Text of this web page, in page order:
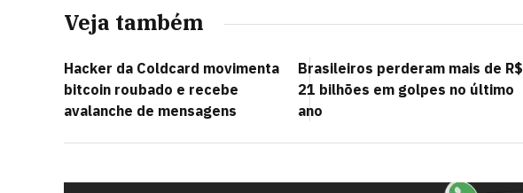
Veja também
Hacker da Coldcard movimenta
bitcoin roubado e recebe
avalanche de mensagens
Brasileiros perderam mais de R$
21 bilhões em golpes no último
ano